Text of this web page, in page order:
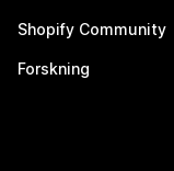
Shopify Community
Forskning